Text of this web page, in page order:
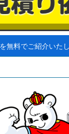
無料でご紹介いた